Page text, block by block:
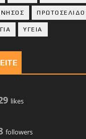
ΠΡΩΤΟΣΕΛΙΔΟ
ΥΓΕΙΑ
likes
followers